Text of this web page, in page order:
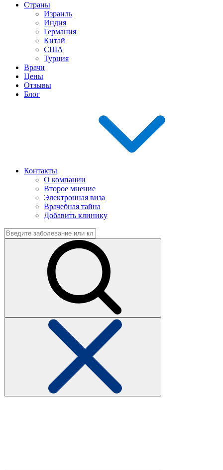
Страны
Израиль
Индия
Германия
Китай
США
Турция
Врачи
Цены
Отзывы
Блог
Контакты
О компании
Второе мнение
Электронная виза
Врачебная тайна
Добавить клинику